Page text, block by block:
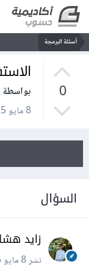
أسئلة البرمجة
0
بواسطة
8 مايو 2025
السؤال
زايد
نشر8 مايو 2025